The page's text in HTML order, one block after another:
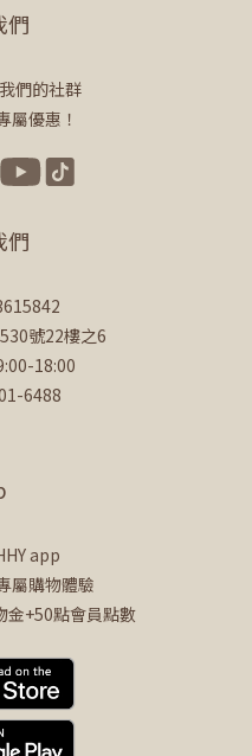
們
們的社群
屬優惠！
們
號22樓之6
18:00
6488
app
屬購物體驗
金+50點會員點數